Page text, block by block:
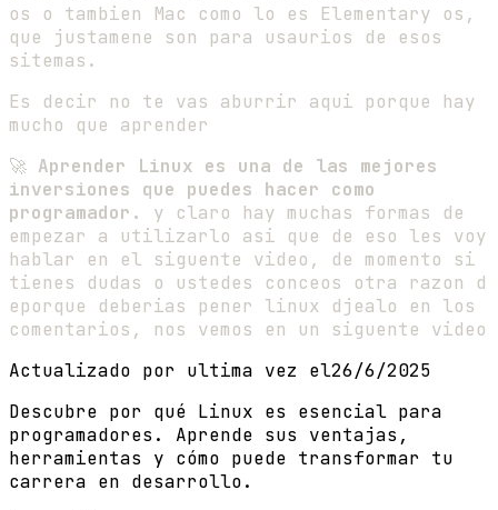
os o tambien Mac como lo es Elementary os,
que justamene son para usaurios de esos
sitemas.
Es decir no te vas aburrir aqui porque hay
mucho que aprender
🚀 Aprender Linux es una de las mejores
inversiones que puedes hacer como
programador.
y claro hay muchas formas de
empezar a utilizarlo asi que de eso les voy
hablar en el siguente video, de momento si
tienes dudas o ustedes conceos otra razon d
eporque deberias pener linux djealo en los
comentarios, nos vemos en un siguente video
Actualizado por ultima vez el26/6/2025
Descubre por qué Linux es esencial para
programadores. Aprende sus ventajas,
herramientas y cómo puede transformar tu
carrera en desarrollo.